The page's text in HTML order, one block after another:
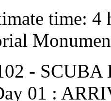
time: 4
-
01 :